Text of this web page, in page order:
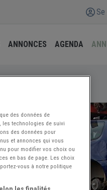
ANNONCES AGENDA
des données de
les technologies de suivi
des données pour
et annonces qui vous
pour modifier vos choix ou
en bas de page. Les choix
vous à notre politique